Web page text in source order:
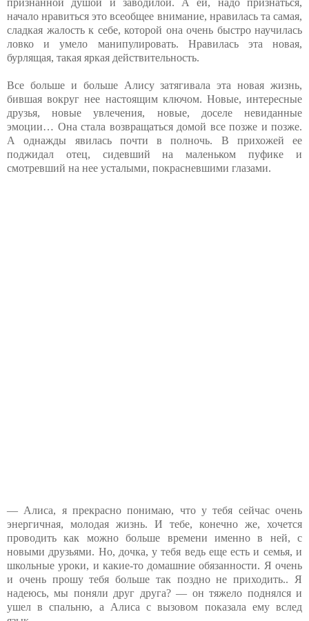
начало нравиться это всеобщее внимание, нравилась та самая,
сладкая жалость к себе, которой она очень быстро научилась
ловко и умело манипулировать. Нравилась эта новая,
бурлящая, такая яркая действительность.
Все больше и больше Алису затягивала эта новая жизнь,
бившая вокруг нее настоящим ключом. Новые, интересные
друзья, новые увлечения, новые, доселе невиданные
эмоции… Она стала возвращаться домой все позже и позже.
А однажды явилась почти в полночь. В прихожей ее
поджидал отец, сидевший на маленьком пуфике и
смотревший на нее усталыми, покрасневшими глазами.
— Алиса, я прекрасно понимаю, что у тебя сейчас очень
энергичная, молодая жизнь. И тебе, конечно же, хочется
проводить как можно больше времени именно в ней, с
новыми друзьями. Но, дочка, у тебя ведь еще есть и семья, и
школьные уроки, и какие-то домашние обязанности. Я очень
и очень прошу тебя больше так поздно не приходить.. Я
надеюсь, мы поняли друг друга? — он тяжело поднялся и
ушел в спальню, а Алиса с вызовом показала ему вслед